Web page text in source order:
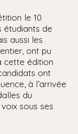
le 10
étudiants de
aussi les
ont pu
cette édition
ont
à l’arrivée
du
sous ses